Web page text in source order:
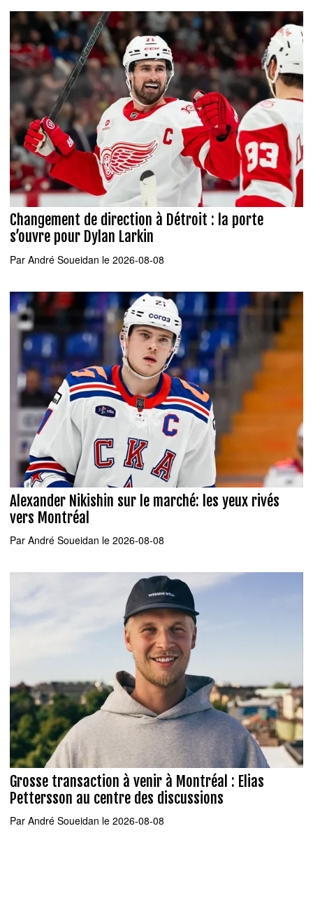
Changement de direction à Détroit : la porte
s’ouvre pour Dylan Larkin
Par André Soueidan le 2026-08-08
Alexander Nikishin sur le marché: les yeux rivés
vers Montréal
Par André Soueidan le 2026-08-08
Grosse transaction à venir à Montréal : Elias
Pettersson au centre des discussions
Par André Soueidan le 2026-08-08